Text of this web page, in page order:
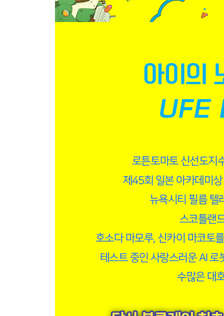
7. A3 스페셜 포스터
[나의 히어로 아카데미아] - 토가 히미코
[호빵맨] - 메론빵소녀